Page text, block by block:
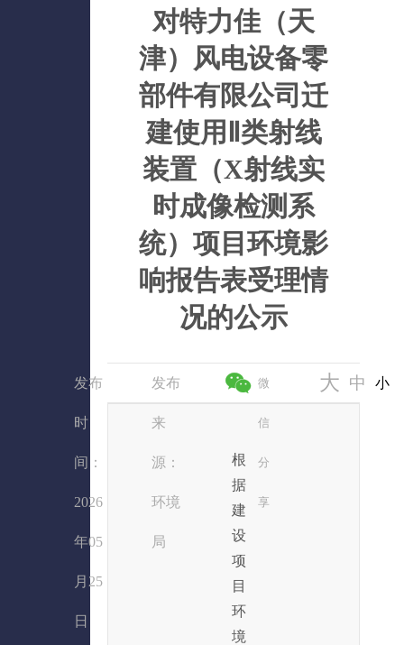
对特力佳（天
津）风电设备零
部件有限公司迁
建使用Ⅱ类射线
装置（X射线实
时成像检测系
统）项目环境影
响报告表受理情
况的公示
发布
时
间：
2026
年05
月25
日
发布
来
源：
环境
局
微
信
分
享
大 中 小
根
据
建
设
项
目
环
境